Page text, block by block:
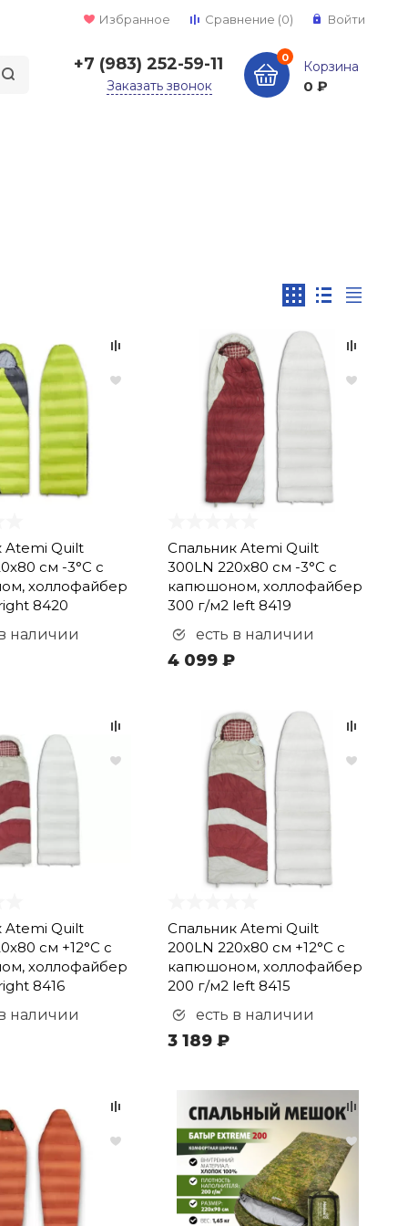
Избранное Сравнение (0) Войти
+7 (983) 252-59-11
Заказать звонок
0
Корзина
0 ₽
Atemi Quilt
см -3°С с
холлофайбер
8420
наличии
Спальник Atemi Quilt
300LN 220х80 см -3°С с
капюшоном, холлофайбер
300 г/м2 left 8419
есть в наличии
4 099 ₽
Atemi Quilt
см +12°С с
холлофайбер
8416
наличии
Спальник Atemi Quilt
200LN 220х80 см +12°С с
капюшоном, холлофайбер
200 г/м2 left 8415
есть в наличии
3 189 ₽